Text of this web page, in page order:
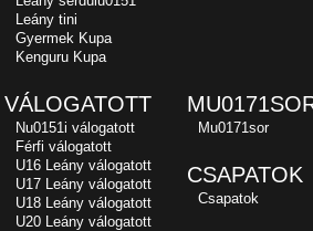
Leány tini
Gyermek Kupa
Kenguru Kupa
VÁLOGATOTT
Nu0151i válogatott
Férfi válogatott
U16 Leány válogatott
U17 Leány válogatott
U18 Leány válogatott
U20 Leány válogatott
Mu0171sor
CSAPATOK
Csapatok